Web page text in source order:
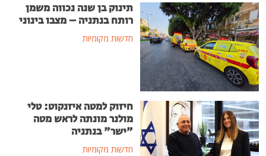
תינוק בן שנה נכווה משמן
רותח בנתניה – מצבו בינוני
חדשות מקומיות
חיזוק למטה איזנקוט: טלי
מולנר מונתה לראש מטה
"ישר" בנתניה
חדשות מקומיות